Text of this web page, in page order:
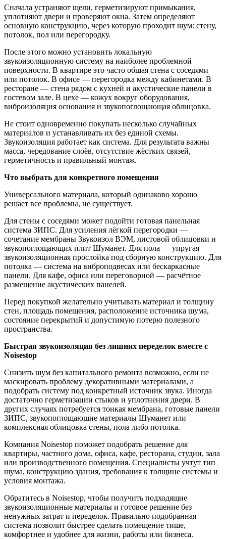
Сначала устраняют щели, герметизируют примыкания,
уплотняют двери и проверяют окна. Затем определяют
основную конструкцию, через которую проходит шум: стену,
потолок, пол или перегородку.
После этого можно установить локальную
звукоизоляционную систему на наиболее проблемной
поверхности. В квартире это часто общая стена с соседями
или потолок. В офисе — перегородка между кабинетами. В
ресторане — стена рядом с кухней и акустические панели в
гостевом зале. В цехе — кожух вокруг оборудования,
виброизоляция основания и звукопоглощающая облицовка.
Не стоит одновременно покупать несколько случайных
материалов и устанавливать их без единой схемы.
Звукоизоляция работает как система. Для результата важны
масса, чередование слоёв, отсутствие жёстких связей,
герметичность и правильный монтаж.
Что выбрать для конкретного помещения
Универсального материала, который одинаково хорошо
решает все проблемы, не существует.
Для стены с соседями может подойти готовая панельная
система ЗИПС. Для усиления лёгкой перегородки —
сочетание мембраны Звукоизол ВЭМ, листовой облицовки и
звукопоглощающих плит Шуманет. Для пола — упругая
звукоизоляционная прослойка под сборную конструкцию. Для
потолка — система на виброподвесах или бескаркасные
панели. Для кафе, офиса или переговорной — расчётное
размещение акустических панелей.
Перед покупкой желательно учитывать материал и толщину
стен, площадь помещения, расположение источника шума,
состояние перекрытий и допустимую потерю полезного
пространства.
Быстрая звукоизоляция без лишних переделок вместе с
Noisestop
Снизить шум без капитального ремонта возможно, если не
маскировать проблему декоративными материалами, а
подобрать систему под конкретный источник звука. Иногда
достаточно герметизации стыков и уплотнения двери. В
других случаях потребуется тонкая мембрана, готовые панели
ЗИПС, звукопоглощающие материалы Шуманет или
комплексная облицовка стены, пола либо потолка.
Компания Noisestop поможет подобрать решение для
квартиры, частного дома, офиса, кафе, ресторана, студии, зала
или производственного помещения. Специалисты учтут тип
шума, конструкцию здания, требования к толщине системы и
условия монтажа.
Обратитесь в Noisestop, чтобы получить подходящие
звукоизоляционные материалы и готовое решение без
ненужных затрат и переделок. Правильно подобранная
система позволит быстрее сделать помещение тише,
комфортнее и удобнее для жизни, работы или бизнеса.